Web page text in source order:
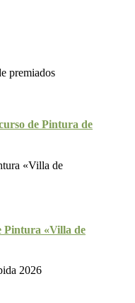
de Pintura de
Pintura «Villa de